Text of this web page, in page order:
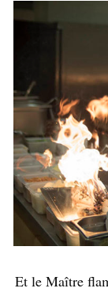
Et le Maître